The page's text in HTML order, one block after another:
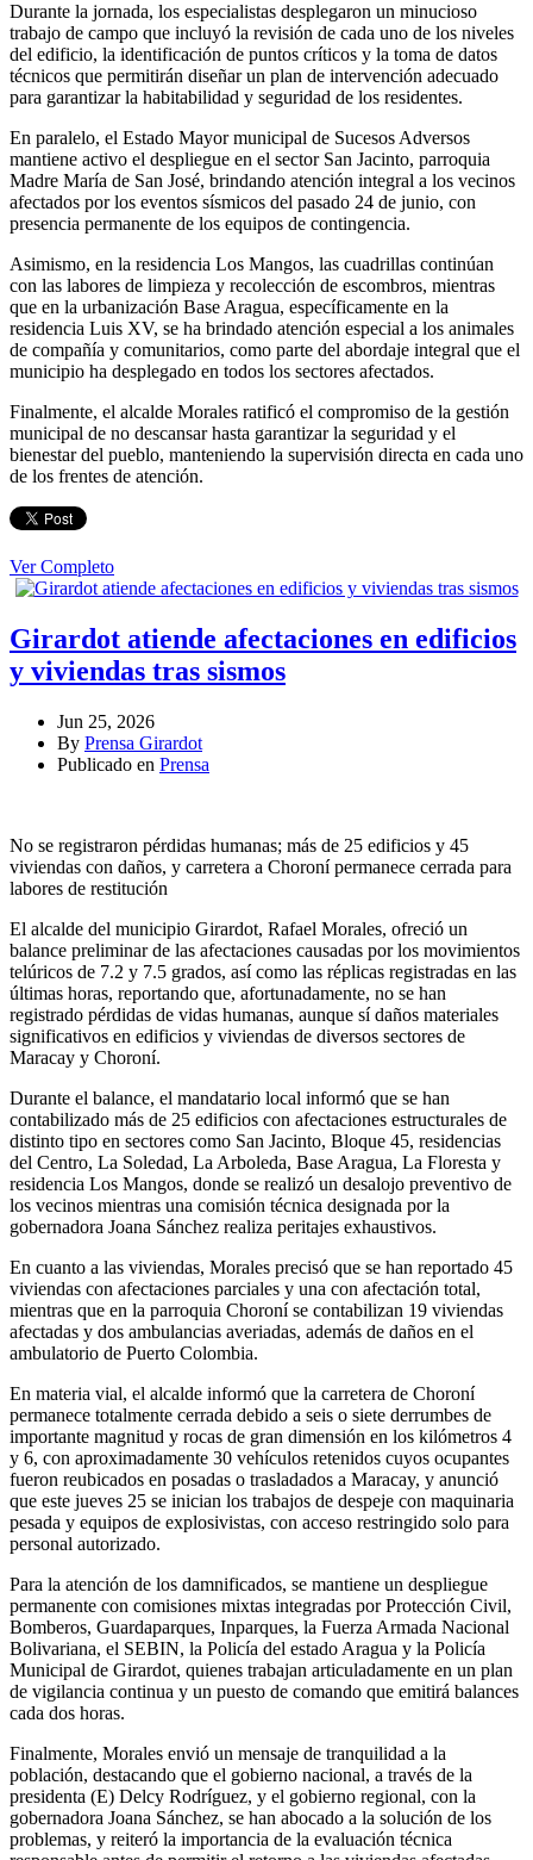
Durante la jornada, los especialistas desplegaron un minucioso
trabajo de campo que incluyó la revisión de cada uno de los niveles
del edificio, la identificación de puntos críticos y la toma de datos
técnicos que permitirán diseñar un plan de intervención adecuado
para garantizar la habitabilidad y seguridad de los residentes.
En paralelo, el Estado Mayor municipal de Sucesos Adversos
mantiene activo el despliegue en el sector San Jacinto, parroquia
Madre María de San José, brindando atención integral a los vecinos
afectados por los eventos sísmicos del pasado 24 de junio, con
presencia permanente de los equipos de contingencia.
Asimismo, en la residencia Los Mangos, las cuadrillas continúan
con las labores de limpieza y recolección de escombros, mientras
que en la urbanización Base Aragua, específicamente en la
residencia Luis XV, se ha brindado atención especial a los animales
de compañía y comunitarios, como parte del abordaje integral que el
municipio ha desplegado en todos los sectores afectados.
Finalmente, el alcalde Morales ratificó el compromiso de la gestión
municipal de no descansar hasta garantizar la seguridad y el
bienestar del pueblo, manteniendo la supervisión directa en cada uno
de los frentes de atención.
Ver Completo
Girardot atiende afectaciones en edificios
y viviendas tras sismos
Jun 25, 2026
By Prensa Girardot
Publicado en Prensa
No se registraron pérdidas humanas; más de 25 edificios y 45
viviendas con daños, y carretera a Choroní permanece cerrada para
labores de restitución
El alcalde del municipio Girardot, Rafael Morales, ofreció un
balance preliminar de las afectaciones causadas por los movimientos
telúricos de 7.2 y 7.5 grados, así como las réplicas registradas en las
últimas horas, reportando que, afortunadamente, no se han
registrado pérdidas de vidas humanas, aunque sí daños materiales
significativos en edificios y viviendas de diversos sectores de
Maracay y Choroní.
Durante el balance, el mandatario local informó que se han
contabilizado más de 25 edificios con afectaciones estructurales de
distinto tipo en sectores como San Jacinto, Bloque 45, residencias
del Centro, La Soledad, La Arboleda, Base Aragua, La Floresta y
residencia Los Mangos, donde se realizó un desalojo preventivo de
los vecinos mientras una comisión técnica designada por la
gobernadora Joana Sánchez realiza peritajes exhaustivos.
En cuanto a las viviendas, Morales precisó que se han reportado 45
viviendas con afectaciones parciales y una con afectación total,
mientras que en la parroquia Choroní se contabilizan 19 viviendas
afectadas y dos ambulancias averiadas, además de daños en el
ambulatorio de Puerto Colombia.
En materia vial, el alcalde informó que la carretera de Choroní
permanece totalmente cerrada debido a seis o siete derrumbes de
importante magnitud y rocas de gran dimensión en los kilómetros 4
y 6, con aproximadamente 30 vehículos retenidos cuyos ocupantes
fueron reubicados en posadas o trasladados a Maracay, y anunció
que este jueves 25 se inician los trabajos de despeje con maquinaria
pesada y equipos de explosivistas, con acceso restringido solo para
personal autorizado.
Para la atención de los damnificados, se mantiene un despliegue
permanente con comisiones mixtas integradas por Protección Civil,
Bomberos, Guardaparques, Inparques, la Fuerza Armada Nacional
Bolivariana, el SEBIN, la Policía del estado Aragua y la Policía
Municipal de Girardot, quienes trabajan articuladamente en un plan
de vigilancia continua y un puesto de comando que emitirá balances
cada dos horas.
Finalmente, Morales envió un mensaje de tranquilidad a la
población, destacando que el gobierno nacional, a través de la
presidenta (E) Delcy Rodríguez, y el gobierno regional, con la
gobernadora Joana Sánchez, se han abocado a la solución de los
problemas, y reiteró la importancia de la evaluación técnica